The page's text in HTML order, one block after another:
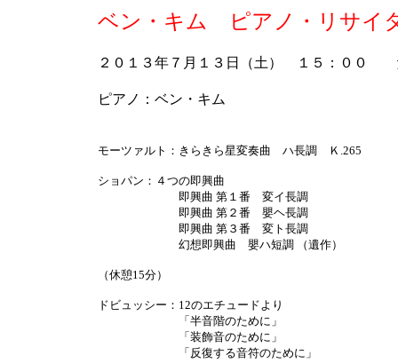
ベン・キム ピアノ・リサイ
２０１３年７月１３日（土） １５：００
ピアノ：ベン・キム
モーツァルト：きらきら星変奏曲 ハ長調 Ｋ.265
ショパン：４つの即興曲
即興曲 第１番 変イ長調
即興曲 第２番 嬰ヘ長調
即興曲 第３番 変ト長調
幻想即興曲 嬰ハ短調 （遺作）
（休憩15分）
ドビュッシー：12のエチュードより
「半音階のために」
「装飾音のために」
「反復する音符のために」